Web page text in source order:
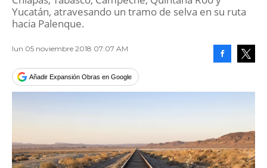
Yucatán, atravesando un tramo de selva en su ruta
hacia Palenque.
lun 05 noviembre 2018 07:07 AM
Añadir Expansión Obras en Google